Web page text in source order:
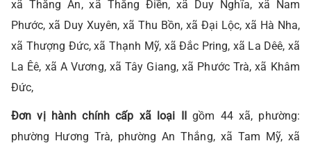
xã Thăng An, xã Thăng Điền, xã Duy Nghĩa, xã Nam
Phước, xã Duy Xuyên, xã Thu Bồn, xã Đại Lộc, xã Hà Nha,
xã Thượng Đức, xã Thạnh Mỹ, xã Đắc Pring, xã La Dêê, xã
La Êê, xã A Vương, xã Tây Giang, xã Phước Trà, xã Khâm
Đức,
Đơn vị hành chính cấp xã loại IIgồm 44 xã, phường:
phường Hương Trà, phường An Thắng, xã Tam Mỹ, xã